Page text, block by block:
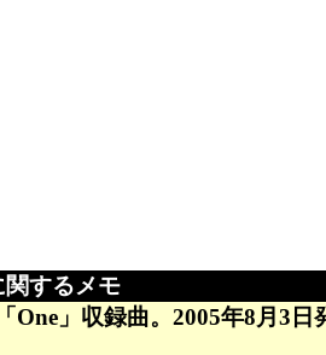
するメモ
One」収録曲。2005年8月3